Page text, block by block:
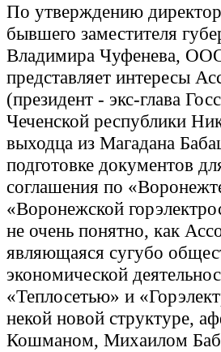
По утверждению
бывшего заместителя
Владимира Чуфенева,
представляет интересы
(президент - экс-глава
Чеченской республики
выходца из Магадана
подготовке документов
соглашения по
«Воронежской
не очень понятно, как
являющаяся сугубо
экономической
«Теплосетью» и
некой новой структуре,
Кошманом, Михаилом